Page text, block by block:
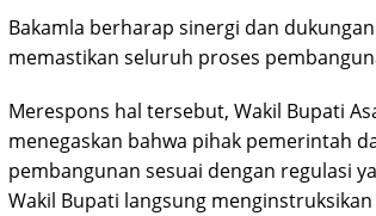
Bakamla berharap sinergi dan
memastikan seluruh proses
​Merespons hal tersebut, Wakil Bupati
menegaskan bahwa pihak pemerintah
pembangunan sesuai dengan regulasi
Wakil Bupati langsung